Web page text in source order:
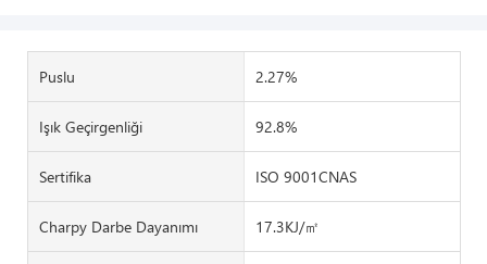
Puslu 2.27%
Işık Geçirgenliği 92.8%
Sertifika ISO 9001CNAS
Charpy Darbe Dayanımı 17.3KJ/㎡